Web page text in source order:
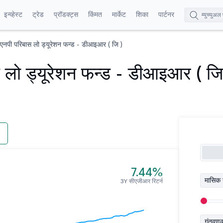
इन्व्हेस्ट ट्रेड प्रॉडक्ट्स किंमत मार्केट शिका पार्टनर
परिबास लो ड्यूरेशन फन्ड - डीआइआर ( जि )
लो ड्यूरेशन फन्ड - डीआइआर (
7.44%
3Y सीएजीआर रिटर्न